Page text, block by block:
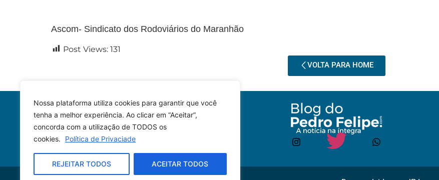
Nossa plataforma utiliza cookies para garantir que você
tenha a melhor experiência. Ao clicar em “Aceitar”,
concorda com a utilização de TODOS os
cookies.
Política de Privaciade
REJEITAR TODOS ACEITAR TODOS
Ascom- Sindicato dos Rodoviários do Maranhão
Post Views: 131
VOLTA PARA HOME